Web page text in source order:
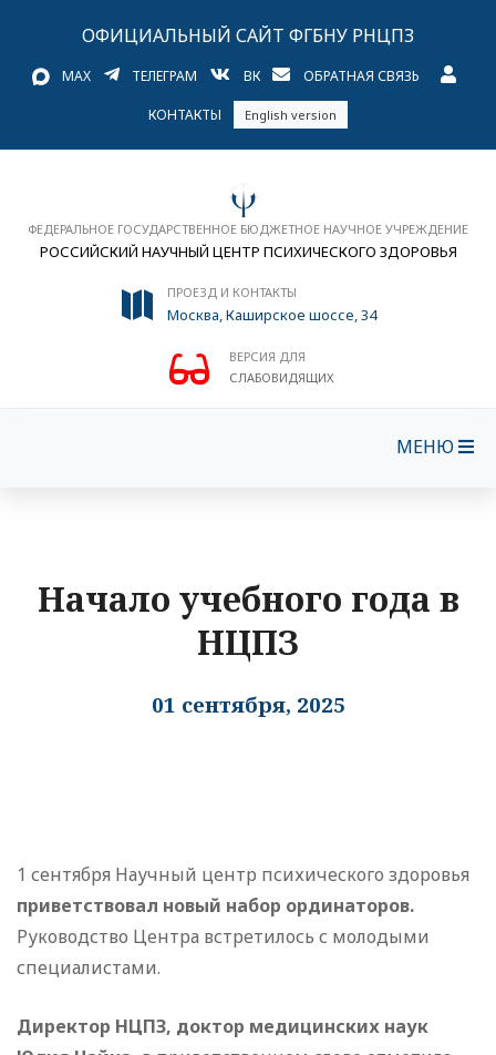
ОФИЦИАЛЬНЫЙ САЙТ ФГБНУ РНЦПЗ
MAX ТЕЛЕГРАМ ВК ОБРАТНАЯ СВЯЗЬ
КОНТАКТЫ English version
ФЕДЕРАЛЬНОЕ ГОСУДАРСТВЕННОЕ БЮДЖЕТНОЕ НАУЧНОЕ УЧРЕЖДЕНИЕ
РОССИЙСКИЙ НАУЧНЫЙ ЦЕНТР ПСИХИЧЕСКОГО ЗДОРОВЬЯ
ПРОЕЗД И КОНТАКТЫ
Москва, Каширское шоссе, 34
ВЕРСИЯ ДЛЯ
СЛАБОВИДЯЩИХ
МЕНЮ
Начало учебного года в
НЦПЗ
01 сентября, 2025
1 сентября Научный центр психического здоровья
приветствовал новый набор ординаторов.
Руководство Центра встретилось с молодыми
специалистами.
Директор НЦПЗ, доктор медицинских наук